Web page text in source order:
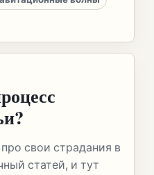
свои страдания в
статей, и тут